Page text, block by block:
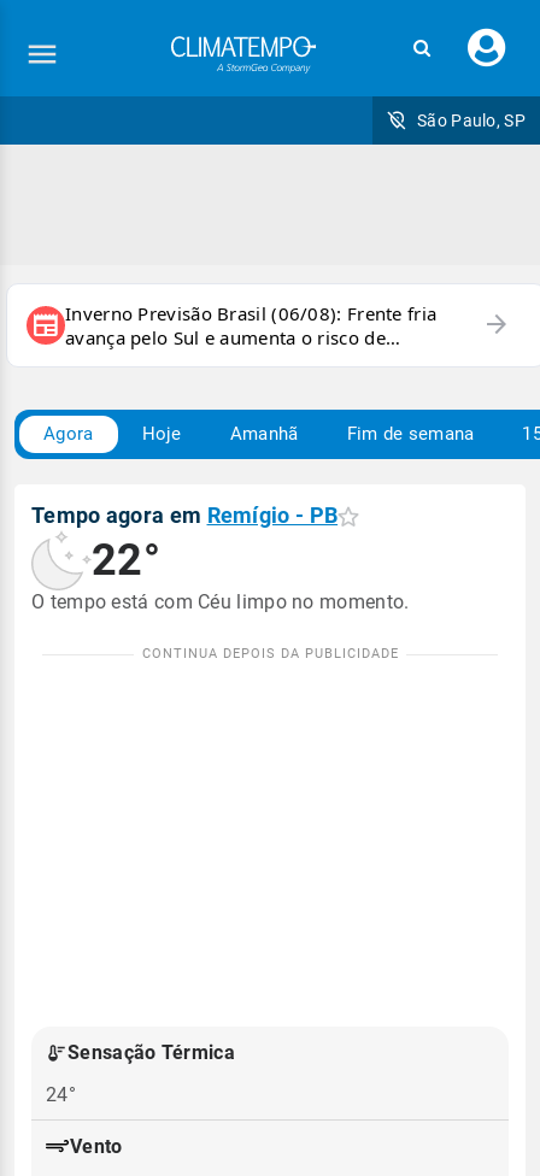
seu
São Paulo, SP
newspaper Inverno Previsão Brasil (06/08): Frente fria
avança pelo Sul e aumenta o risco de
temporais e ventania
arrow_forward
Agora Hoje Amanhã Fim de semana
Tempo agora em Remígio - PB
22°
O tempo está com Céu limpo no momento.
Sensação Térmica
24°
Vento